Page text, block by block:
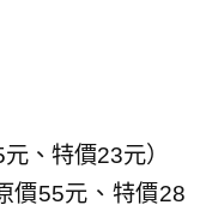
、特價23元）
價55元、特價28